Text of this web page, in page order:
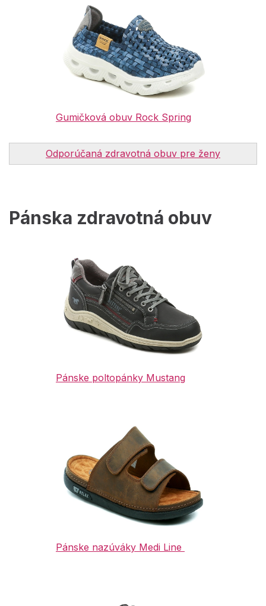
Gumičková obuv Rock Spring
Odporúčaná zdravotná obuv pre ženy
Pánska zdravotná obuv
Pánske poltopánky Mustang
Pánske nazúváky Medi Line